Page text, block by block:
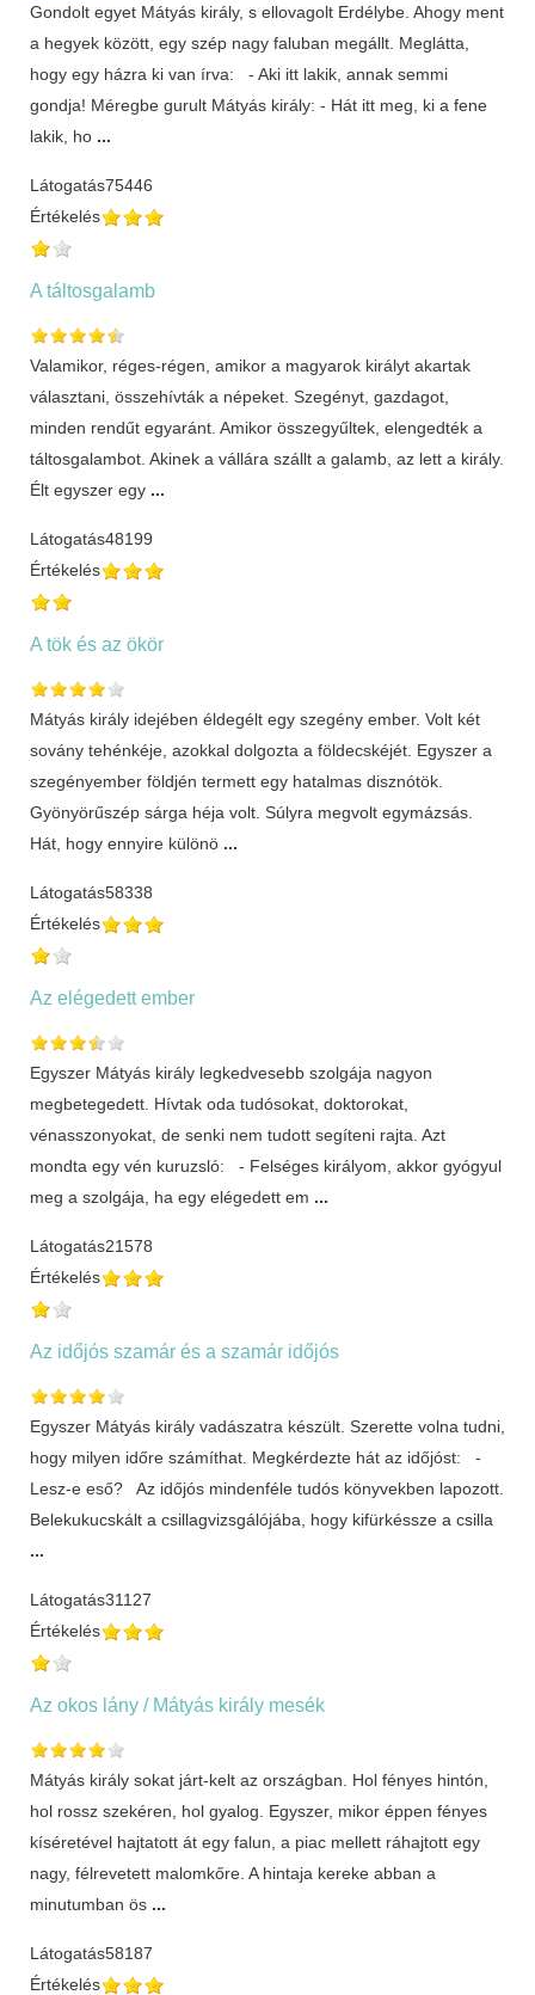
Gondolt egyet Mátyás király, s ellovagolt Erdélybe. Ahogy ment
a hegyek között, egy szép nagy faluban megállt. Meglátta,
hogy egy házra ki van írva: - Aki itt lakik, annak semmi
gondja! Méregbe gurult Mátyás király: - Hát itt meg, ki a fene
lakik, ho ...
Látogatás75446
Értékelés
A táltosgalamb
Valamikor, réges-régen, amikor a magyarok királyt akartak
választani, összehívták a népeket. Szegényt, gazdagot,
minden rendűt egyaránt. Amikor összegyűltek, elengedték a
táltosgalambot. Akinek a vállára szállt a galamb, az lett a király.
Élt egyszer egy ...
Látogatás48199
Értékelés
A tök és az ökör
Mátyás király idejében éldegélt egy szegény ember. Volt két
sovány tehénkéje, azokkal dolgozta a földecskéjét. Egyszer a
szegényember földjén termett egy hatalmas disznótök.
Gyönyörűszép sárga héja volt. Súlyra megvolt egymázsás.
Hát, hogy ennyire különö ...
Látogatás58338
Értékelés
Az elégedett ember
Egyszer Mátyás király legkedvesebb szolgája nagyon
megbetegedett. Hívtak oda tudósokat, doktorokat,
vénasszonyokat, de senki nem tudott segíteni rajta. Azt
mondta egy vén kuruzsló: - Felséges királyom, akkor gyógyul
meg a szolgája, ha egy elégedett em ...
Látogatás21578
Értékelés
Az időjós szamár és a szamár időjós
Egyszer Mátyás király vadászatra készült. Szerette volna tudni,
hogy milyen időre számíthat. Megkérdezte hát az időjóst: -
Lesz-e eső? Az időjós mindenféle tudós könyvekben lapozott.
Belekukucskált a csillagvizsgálójába, hogy kifürkéssze a csilla
...
Látogatás31127
Értékelés
Az okos lány / Mátyás király mesék
Mátyás király sokat járt-kelt az országban. Hol fényes hintón,
hol rossz szekéren, hol gyalog. Egyszer, mikor éppen fényes
kíséretével hajtatott át egy falun, a piac mellett ráhajtott egy
nagy, félrevetett malomkőre. A hintaja kereke abban a
minutumban ös ...
Látogatás58187
Értékelés